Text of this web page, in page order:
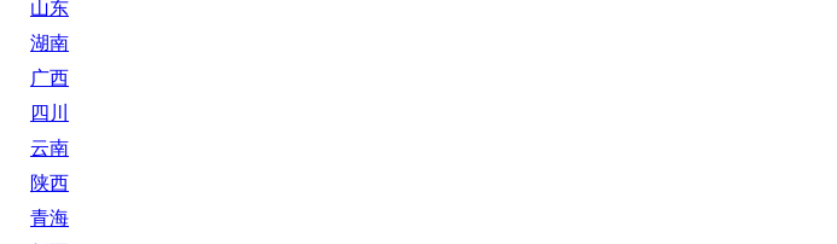
山东
湖南
广西
四川
云南
陕西
青海